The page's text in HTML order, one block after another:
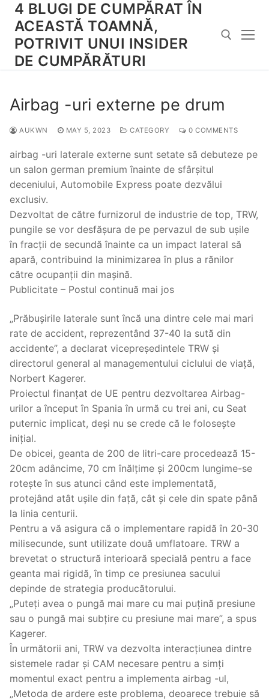
Skip
content
4 BLUGI DE CUMPĂRAT ÎN
ACEASTĂ TOAMNĂ,
POTRIVIT UNUI INSIDER
DE CUMPĂRĂTURI
Airbag -uri externe pe drum
AUKWN MAY 5, 2023 CATEGORY 0 COMMENTS
airbag -uri laterale externe sunt setate să debuteze pe
un salon german premium înainte de sfârșitul
deceniului, Automobile Express poate dezvălui
exclusiv.
Dezvoltat de către furnizorul de industrie de top, TRW,
pungile se vor desfășura de pe pervazul de sub ușile
în fracții de secundă înainte ca un impact lateral să
apară, contribuind la minimizarea în plus a rănilor
către ocupanții din mașină.
Publicitate – Postul continuă mai jos
„Prăbușirile laterale sunt încă una dintre cele mai mari
rate de accident, reprezentând 37-40 la sută din
accidente”, a declarat vicepreședintele TRW și
directorul general al managementului ciclului de viață,
Norbert Kagerer.
Proiectul finanțat de UE pentru dezvoltarea Airbag-
urilor a început în Spania în urmă cu trei ani, cu Seat
puternic implicat, deși nu se crede că le folosește
inițial.
De obicei, geanta de 200 de litri-care procedează 15-
20cm adâncime, 70 cm înălțime și 200cm lungime-se
rotește în sus atunci când este implementată,
protejând atât ușile din față, cât și cele din spate până
la linia centurii.
Pentru a vă asigura că o implementare rapidă în 20-30
milisecunde, sunt utilizate două umflatoare. TRW a
brevetat o structură interioară specială pentru a face
geanta mai rigidă, în timp ce presiunea sacului
depinde de strategia producătorului.
„Puteți avea o pungă mai mare cu mai puțină presiune
sau o pungă mai subțire cu presiune mai mare”, a spus
Kagerer.
În următorii ani, TRW va dezvolta interacțiunea dintre
sistemele radar și CAM necesare pentru a simți
momentul exact pentru a implementa airbag -ul,
„Metoda de ardere este problema, deoarece trebuie să